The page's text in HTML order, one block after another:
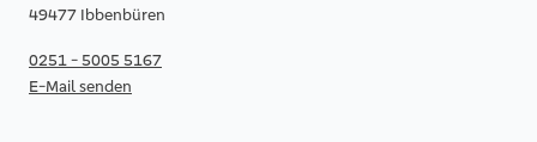
49477 Ibbenbüren
0251 - 5005 5167
E-Mail senden